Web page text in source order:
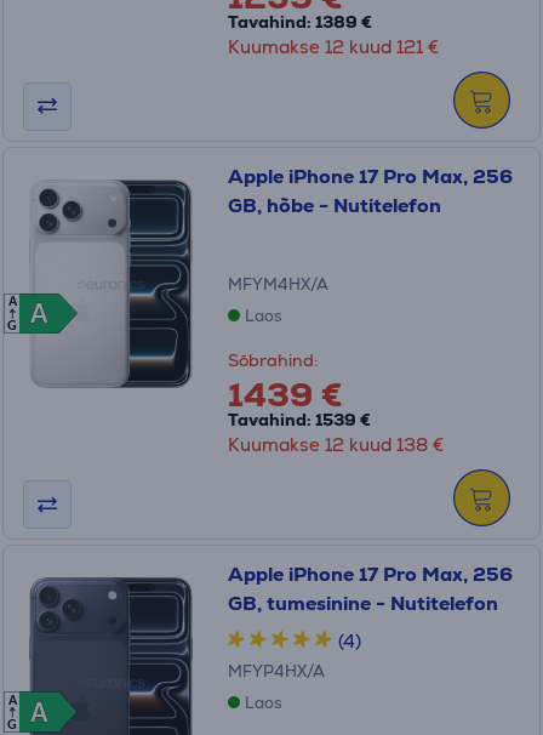
Tavahind: 1389 €
Kuumakse 12 kuud 121 €
A
A
A
G
Apple iPhone 17 Pro Max, 256
GB, hõbe - Nutitelefon
MFYM4HX/A
Laos
Sõbrahind:
1439 €
Tavahind: 1539 €
Kuumakse 12 kuud 138 €
A
A
A
G
Apple iPhone 17 Pro Max, 256
GB, tumesinine - Nutitelefon
(4)
MFYP4HX/A
Laos